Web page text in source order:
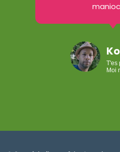
T'es
Moi